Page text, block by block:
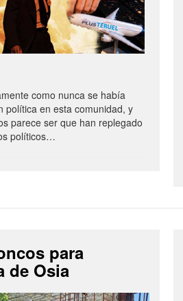
como nunca se había
política en esta comunidad, y
parece ser que han replegado
políticos…
para
de Osia